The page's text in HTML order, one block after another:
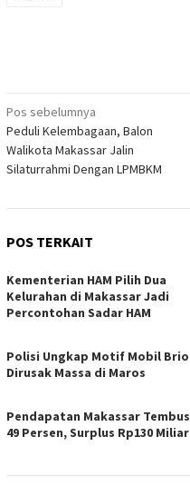
Navigasi
pos
Pos sebelumnya
Peduli Kelembagaan, Balon
Walikota Makassar Jalin
Silaturrahmi Dengan LPMBKM
POS TERKAIT
Kementerian HAM Pilih Dua
Kelurahan di Makassar Jadi
Percontohan Sadar HAM
Polisi Ungkap Motif Mobil Brio
Dirusak Massa di Maros
Pendapatan Makassar Tembus
49 Persen, Surplus Rp130 Miliar